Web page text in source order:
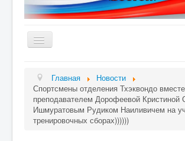
Сведения об образовательной
О школе
Полезная информация
Главная
Новости
Спортсмены отделения Тхэквондо
преподавателем Дорофеевой Кристиной
Ишмуратовым Рудиком Наиливичем на
тренировочных сборах))))))